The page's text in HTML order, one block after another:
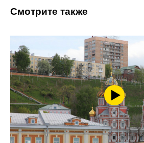
Смотрите также